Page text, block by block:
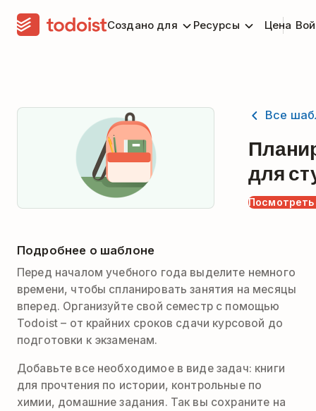
Создано для Ресурсы Цена
Все
для
Подробнее о шаблоне
Перед началом учебного года выделите немного
времени, чтобы спланировать занятия на месяцы
вперед. Организуйте свой семестр с помощью
Todoist – от крайних сроков сдачи курсовой до
подготовки к экзаменам.
Добавьте все необходимое в виде задач: книги
для прочтения по истории, контрольные по
химии, домашние задания. Так вы сохраните на